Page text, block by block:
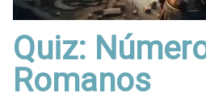
Quiz:
Romanos